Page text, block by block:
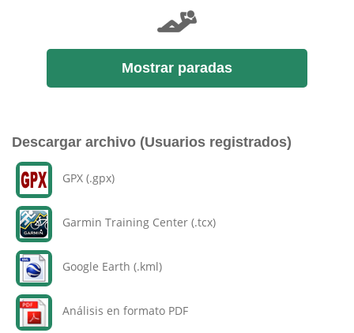
Mostrar paradas
Descargar archivo (Usuarios registrados)
GPX (.gpx)
Garmin Training Center (.tcx)
Google Earth (.kml)
Análisis en formato PDF